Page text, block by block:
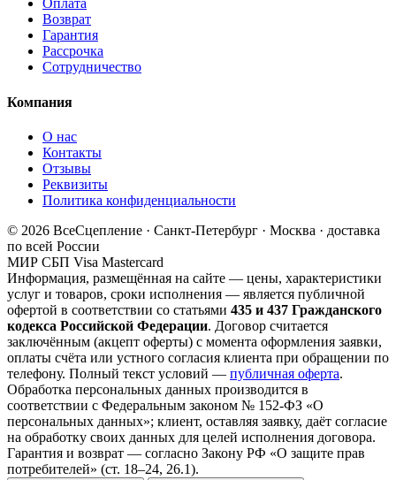
Оплата
Возврат
Гарантия
Рассрочка
Сотрудничество
Компания
О нас
Контакты
Отзывы
Реквизиты
Политика конфиденциальности
© 2026 ВсеСцепление · Санкт-Петербург · Москва · доставка
по всей России
МИР СБП Visa Mastercard
Информация, размещённая на сайте — цены, характеристики
услуг и товаров, сроки исполнения — является публичной
офертой в соответствии со статьями 435 и 437 Гражданского
кодекса Российской Федерации. Договор считается
заключённым (акцепт оферты) с момента оформления заявки,
оплаты счёта или устного согласия клиента при обращении по
телефону. Полный текст условий — публичная оферта.
Обработка персональных данных производится в
соответствии с Федеральным законом № 152-ФЗ «О
персональных данных»; клиент, оставляя заявку, даёт согласие
на обработку своих данных для целей исполнения договора.
Гарантия и возврат — согласно Закону РФ «О защите прав
потребителей» (ст. 18–24, 26.1).